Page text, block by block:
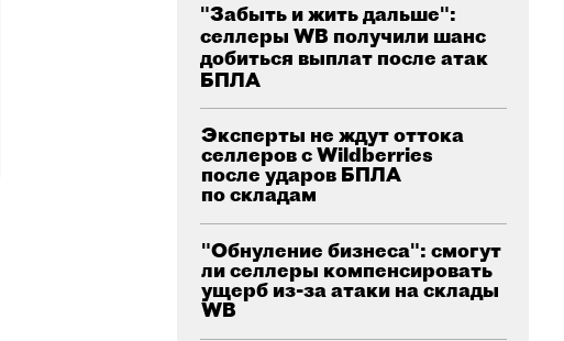
"Забыть и жить дальше":
селлеры WB получили шанс
добиться выплат после атак
БПЛА
Эксперты не ждут оттока
селлеров с Wildberries
после ударов БПЛА
по складам
"Обнуление бизнеса": смогут
ли селлеры компенсировать
ущерб из-за атаки на склады
WB